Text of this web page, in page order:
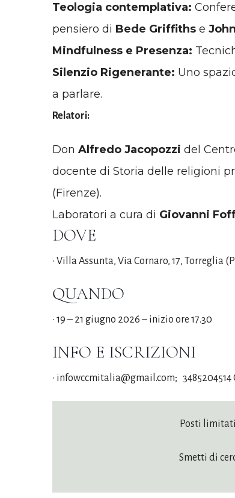
Teologia contemplativa:
pensiero di Bede Griffiths e
Mindfulness e Presenza:
Silenzio Rigenerante: Uno
a parlare.
Relatori:
Don Alfredo Jacopozzi del
docente di Storia delle religioni
(Firenze).
Laboratori a cura di Giovanni
DOVE
• Villa Assunta, Via Cornaro, 17, Torreglia
QUANDO
• 19 – 21 giugno 2026 – inizio ore 17.30
INFO E ISCRIZIONI
• infowccmitalia@gmail.com; 3485204514
Posti
Smetti di